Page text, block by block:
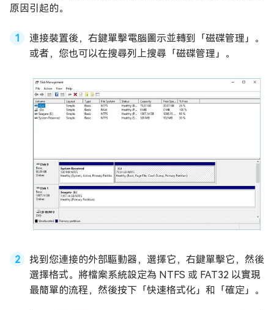
原因引起的。
連接裝置後，右鍵單擊電腦圖示並轉到「磁碟管理」。
或者，您也可以在搜尋列上搜尋「磁碟管理」。
找到您連接的外部驅動器，選擇它，右鍵單擊它，然後
選擇格式。將檔案系統設定為 NTFS 或 FAT32 以實現
最簡單的流程，然後按下「快速格式化」和「確定」。